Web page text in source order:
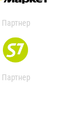
Партнер
Партнер